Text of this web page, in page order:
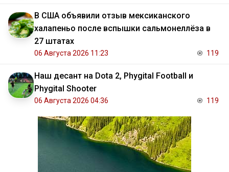
В США объявили отзыв мексиканского
халапеньо после вспышки сальмонеллёза в
27 штатах
06 Августа 2026 11:23 119
Наш десант на Dota 2, Phygital Football и
Phygital Shooter
06 Августа 2026 04:36 119